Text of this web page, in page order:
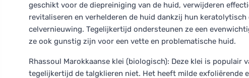
geschikt voor de diepreiniging van de huid, verwijderen
revitaliseren en verhelderen de huid dankzij hun
celvernieuwing. Tegelijkertijd ondersteunen ze een
ze ook gunstig zijn voor een vette en problematische huid.
Rhassoul Marokkaanse klei (biologisch): Deze klei is
tegelijkertijd de talgklieren niet. Het heeft milde exfoliërende